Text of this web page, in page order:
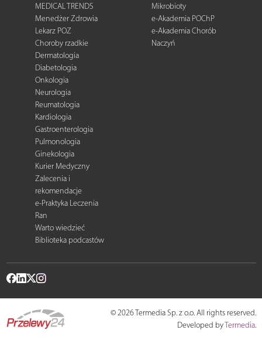
MEDICAL TRENDS
Menedżer Zdrowia
Lekarz POZ
Choroby rzadkie
Dermatologia
Diabetologia
Onkologia
Neurologia
Reumatologia
Kardiologia
Gastroenterologia
Pulmonologia
Ginekologia
Kurier Medyczny
Zalecenia i
rekomendacje
e-Praktyka Leczenia
Ran
Warto wiedzieć
Biblioteka podcastów
Mikrobioty
e-Akademia POChP
e-Akademia Chorób
Naczyń
© 2026 Termedia Sp. z o.o. All rights reserved.
Developed byTermedia.